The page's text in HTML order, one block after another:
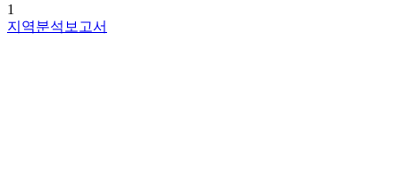
1
지역분석보고서